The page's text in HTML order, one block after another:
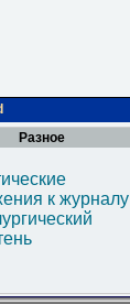
Разное
к журналу